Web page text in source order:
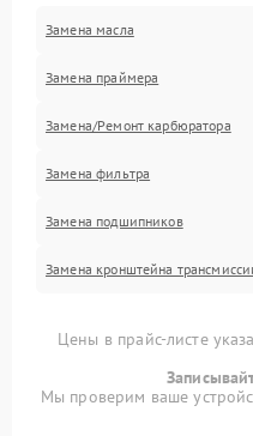
Замена масла
Замена праймера
Замена/Pемонт карбюратора
Замена фильтра
Замена подшипников
Замена кронштейна
Цены в прайс-листе
Мы проверим ваше